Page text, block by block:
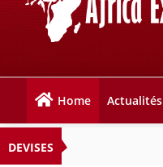
Home Actualités
DEVISES